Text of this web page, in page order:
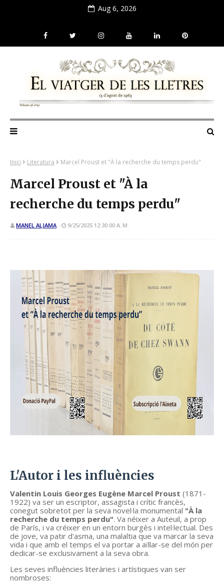
Aug 6, 2026
Inici Literatura Marcel Proust et "À la recherche du temps perdu"
Marcel Proust et "À la
recherche du temps perdu"
MANEL ALJAMA 9/25/2025 12:30:00 A. M.
L'Autor i les influències
Valentin Louis Georges Eugène Marcel Proust (1871-
1922) va ser un escriptor, assagista i crític francès,
conegut sobretot per la seva novel·la monumental "À la
recherche du temps perdu". Va néixer a Auteuil, a prop
de París, i va créixer en un entorn burgès i intel·lectual. Des
de jove, va patir d'asma, una malaltia que va marcar la seva
vida i que amb el temps el va portar a aïllar-se del món per
dedicar-se exclusivament a la seva obra.
Les seves influències literàries i artístiques van ser
nombroses: